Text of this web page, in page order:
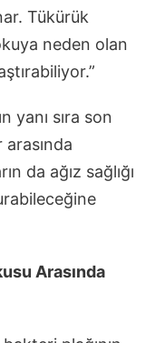
Tükürük
neden olan
yanı sıra son
da ağız sağlığı
Arasında